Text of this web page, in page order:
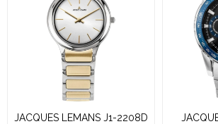
JACQUES LEMANS J1-2208D